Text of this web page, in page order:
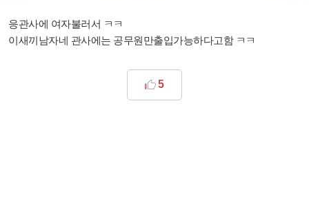
응관사에 여자불러서 ㅋㅋ
이새끼남자네 관사에는 공무원만출입가능하다고함 ㅋㅋ
5